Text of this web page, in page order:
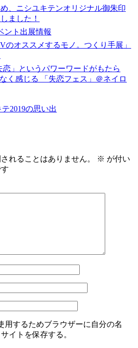
、ニシユキテンオリジナル御朱印
ました！
ント出展情報
のオススメするモノ。つくり手展」
恋」というパワーワードがもたら
く感じる 「失恋フェス」＠ネイロ
2019の思い出
れることはありません。 ※ が付い
用するためブラウザーに自分の名
イトを保存する。